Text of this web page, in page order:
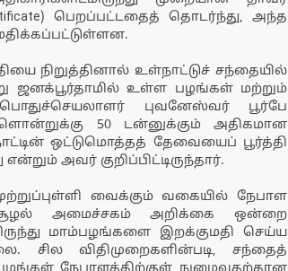
பெறப்பட்டதைத் தொடர்ந்து, அந்த
நிறுத்தினால் உள்நாட்டுச் சந்தையில்
ஜனக்பூர்தாமில் உள்ள பழங்கள் மற்றும்
புவனேஸ்வர் பூர்பே
50 டன்னுக்கும் அதிகமான
ஒட்டுமொத்தத் தேவையைப் பூர்த்தி
அவர் குறிப்பிட்டிருந்தார்.
வைக்கும் வகையில் நேபாள
அமைச்சகம் அறிக்கை ஒன்றை
மாம்பழங்களை இறக்குமதி செய்ய
சில விதிமுறைகளின்படி, சந்தைத்